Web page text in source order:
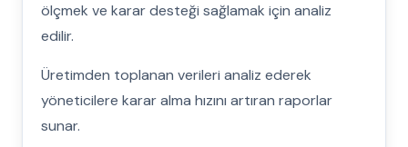
ölçmek ve karar desteği sağlamak için analiz
edilir.
Üretimden toplanan verileri analiz ederek
yöneticilere karar alma hızını artıran raporlar
sunar.